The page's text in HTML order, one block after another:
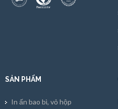
SẢN PHẨM
In ấn bao bì, vỏ hộp